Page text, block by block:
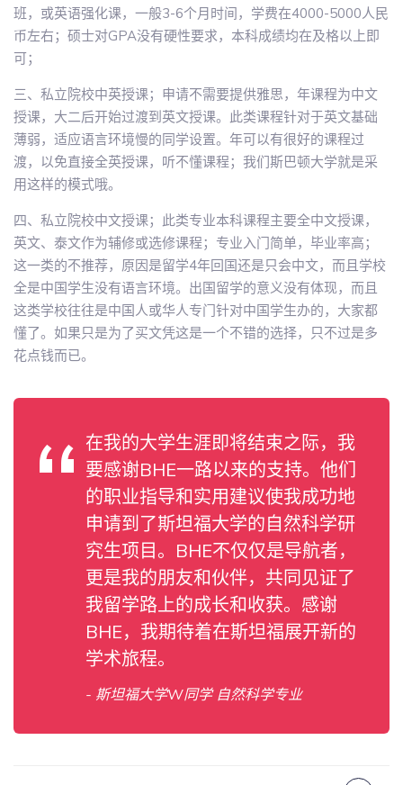
班，或英语强化课，一般3-6个月时间，学费在4000-5000人民
币左右；硕士对GPA没有硬性要求，本科成绩均在及格以上即
可；
三、私立院校中英授课；申请不需要提供雅思，年课程为中文
授课，大二后开始过渡到英文授课。此类课程针对于英文基础
薄弱，适应语言环境慢的同学设置。年可以有很好的课程过
渡，以免直接全英授课，听不懂课程；我们斯巴顿大学就是采
用这样的模式哦。
四、私立院校中文授课；此类专业本科课程主要全中文授课，
英文、泰文作为辅修或选修课程；专业入门简单，毕业率高；
这一类的不推荐，原因是留学4年回国还是只会中文，而且学校
全是中国学生没有语言环境。出国留学的意义没有体现，而且
这类学校往往是中国人或华人专门针对中国学生办的，大家都
懂了。如果只是为了买文凭这是一个不错的选择，只不过是多
花点钱而已。
在我的大学生涯即将结束之际，我
要感谢BHE一路以来的支持。他们
的职业指导和实用建议使我成功地
申请到了斯坦福大学的自然科学研
究生项目。BHE不仅仅是导航者，
更是我的朋友和伙伴，共同见证了
我留学路上的成长和收获。感谢
BHE，我期待着在斯坦福展开新的
学术旅程。
- 斯坦福大学W同学 自然科学专业